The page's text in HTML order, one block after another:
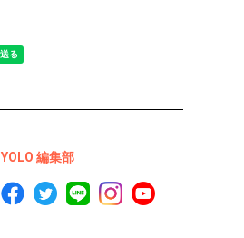
YOLO 編集部